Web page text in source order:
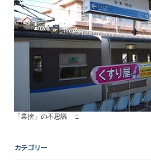
「業捨」の不思議 １
カテゴリー